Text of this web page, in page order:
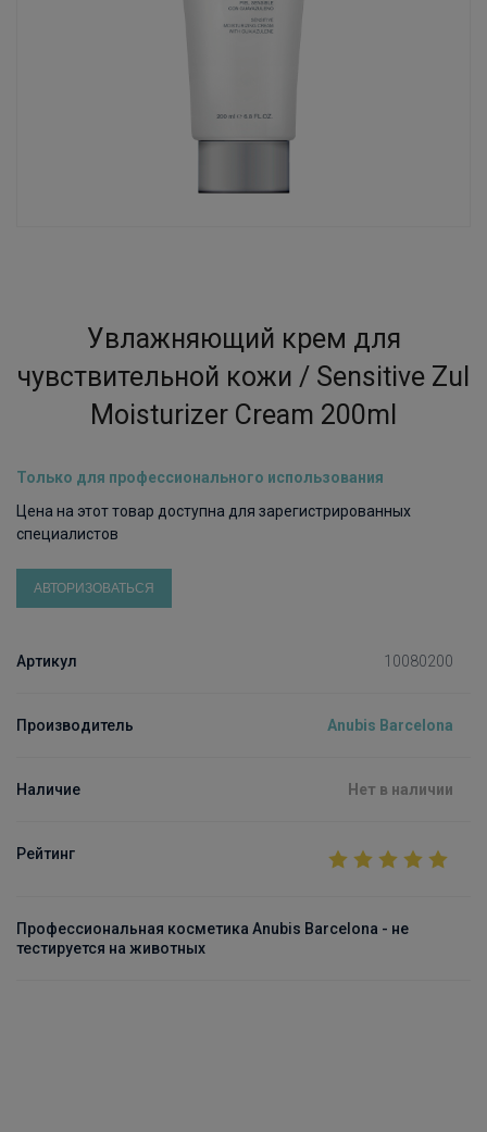
Увлажняющий крем для
чувствительной кожи / Sensitive Zul
Moisturizer Cream 200ml
Только для профессионального использования
Цена на этот товар доступна для зарегистрированных
специалистов
АВТОРИЗОВАТЬСЯ
Артикул 10080200
Производитель Anubis Barcelona
Наличие Нет в наличии
Рейтинг
Профессиональная косметика Anubis Barcelona - не
тестируется на животных